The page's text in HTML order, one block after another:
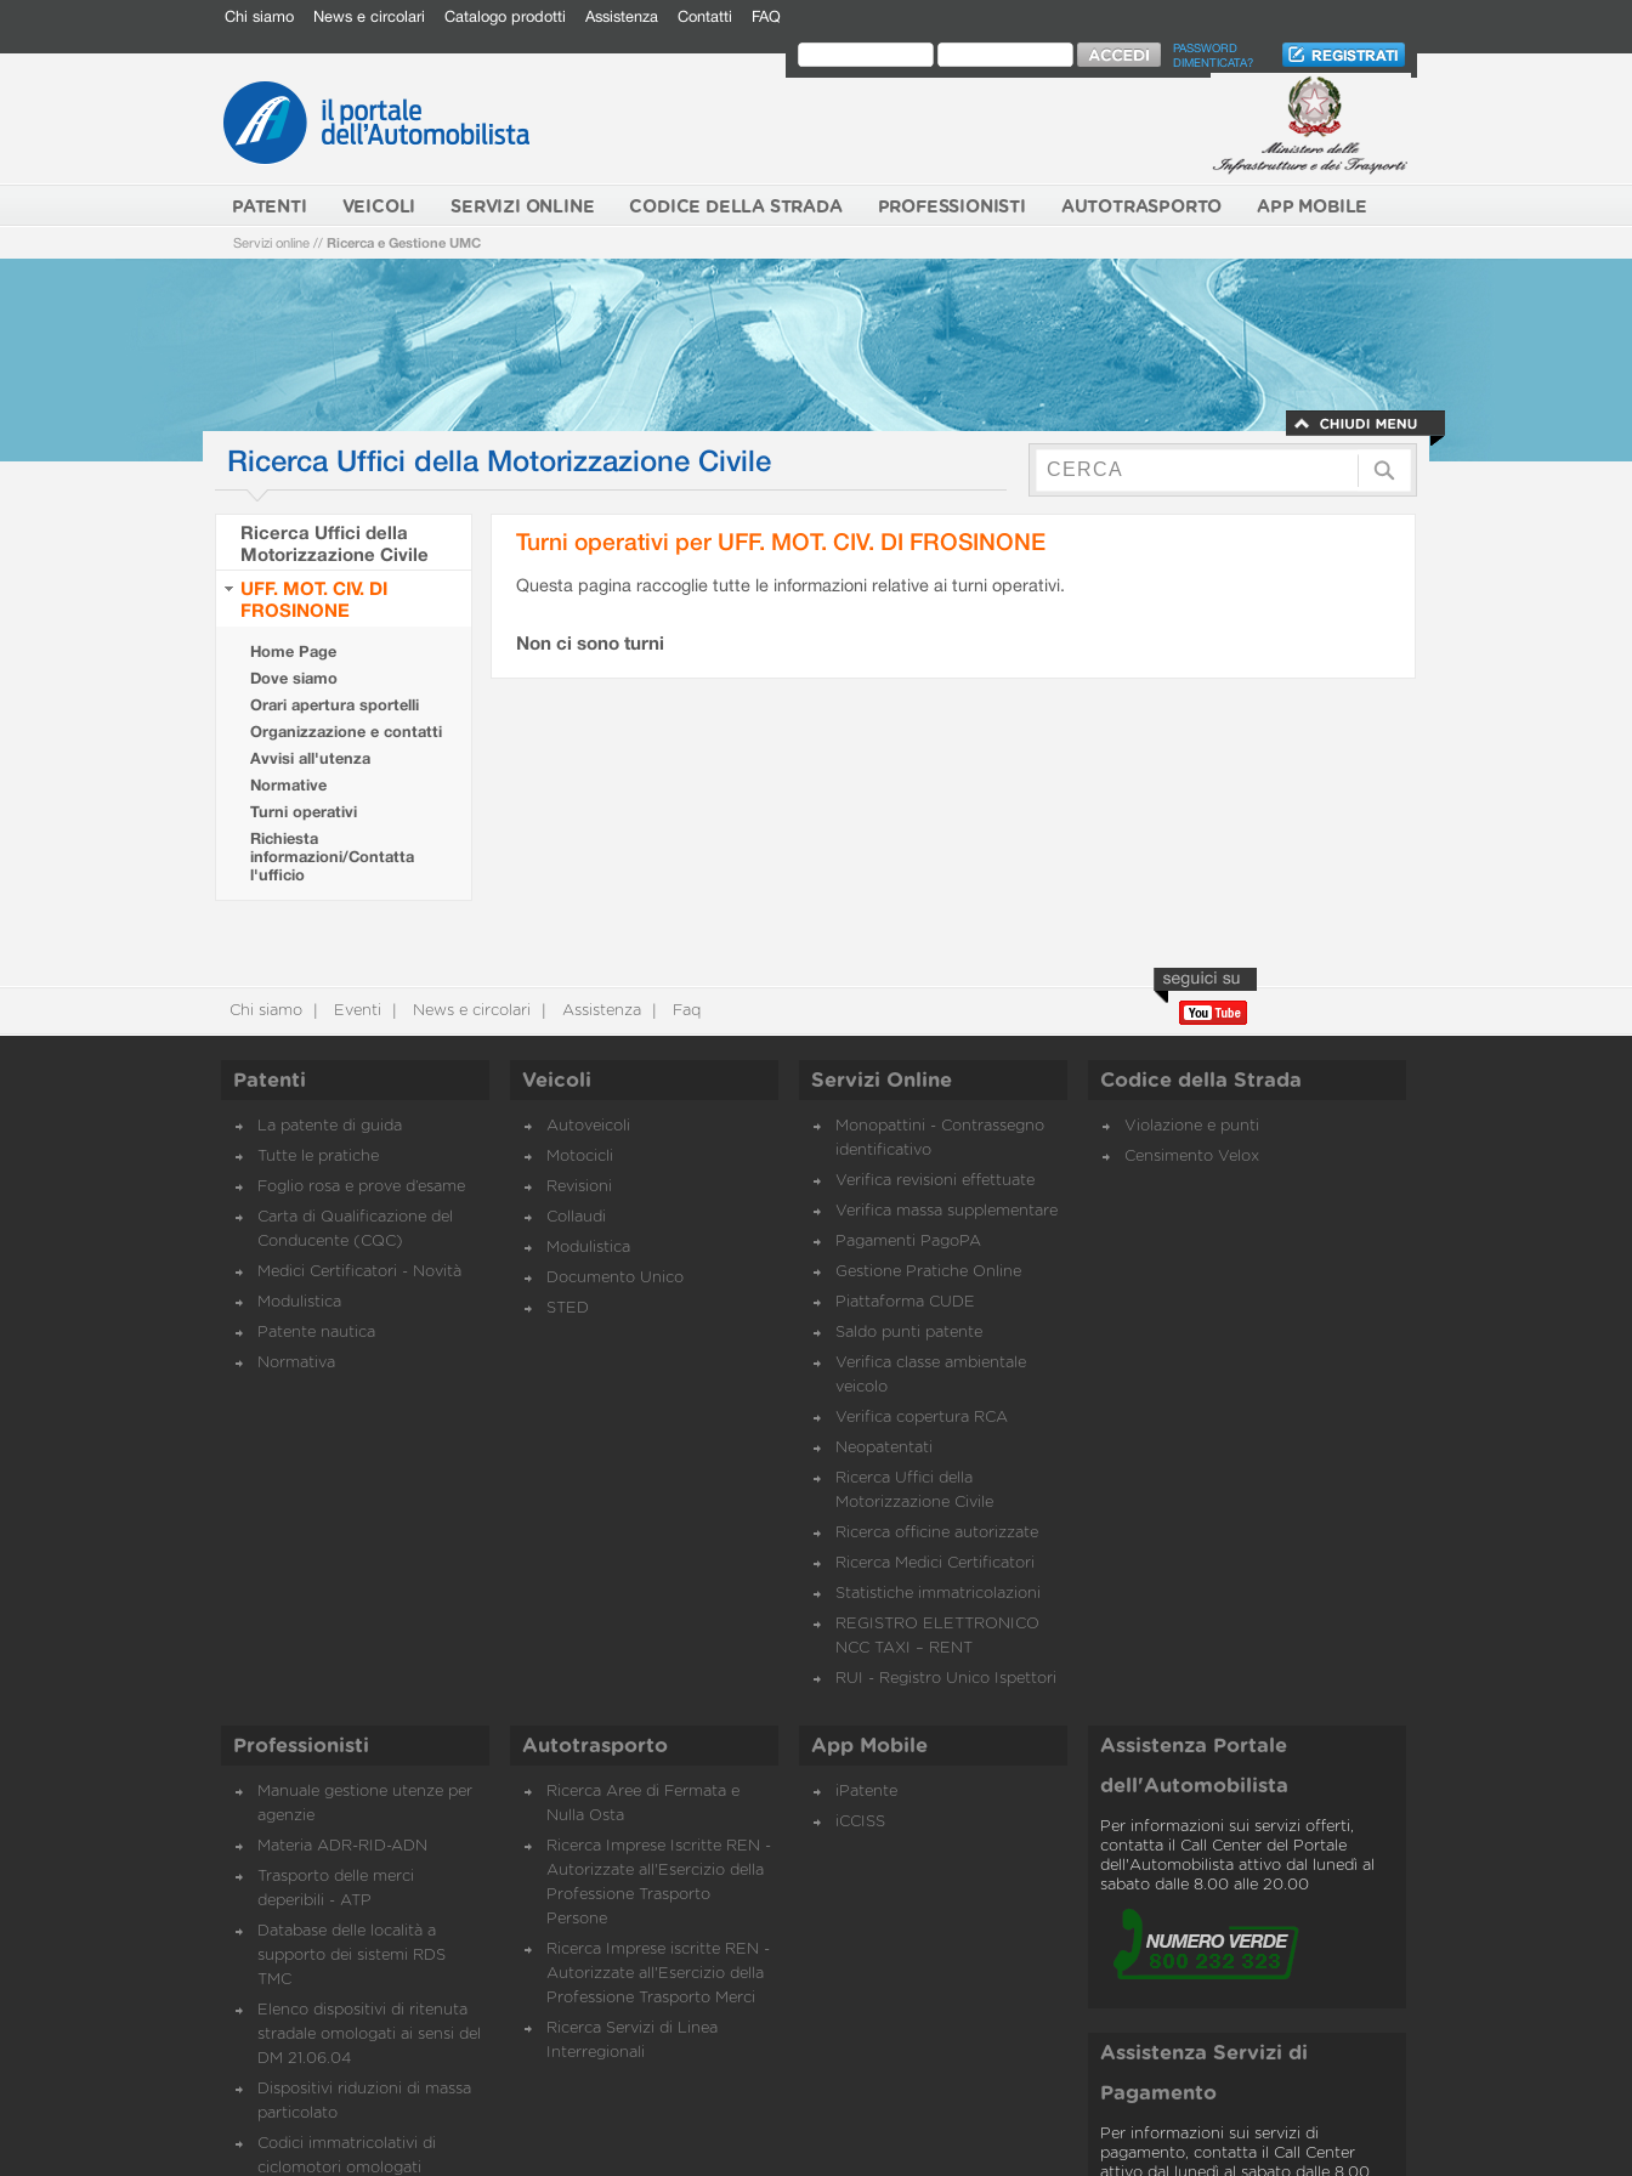
Chi siamo News e circolari Catalogo prodotti Assistenza Contatti FAQ
PASSWORD
DIMENTICATA?
PATENTI VEICOLI SERVIZI ONLINE CODICE DELLA STRADA PROFESSIONISTI AUTOTRASPORTO APP MOBILE
Servizi online // Ricerca e Gestione UMC
Ricerca Uffici della Motorizzazione Civile
Ricerca Uffici della
Motorizzazione Civile
UFF. MOT. CIV. DI
FROSINONE
Home Page
Dove siamo
Orari apertura sportelli
Organizzazione e contatti
Avvisi all'utenza
Normative
Turni operativi
Richiesta
informazioni/Contatta
l'ufficio
Turni operativi per UFF. MOT. CIV. DI FROSINONE
Questa pagina raccoglie tutte le informazioni relative ai turni operativi.
Non ci sono turni
Chi siamo Eventi News e circolari Assistenza Faq
Patenti
La patente di guida
Tutte le pratiche
Foglio rosa e prove d’esame
Carta di Qualificazione del
Conducente (CQC)
Medici Certificatori - Novità
Modulistica
Patente nautica
Normativa
Veicoli
Autoveicoli
Motocicli
Revisioni
Collaudi
Modulistica
Documento Unico
STED
Servizi Online
Monopattini - Contrassegno
identificativo
Verifica revisioni effettuate
Verifica massa supplementare
Pagamenti PagoPA
Gestione Pratiche Online
Piattaforma CUDE
Saldo punti patente
Verifica classe ambientale
veicolo
Verifica copertura RCA
Neopatentati
Ricerca Uffici della
Motorizzazione Civile
Ricerca officine autorizzate
Ricerca Medici Certificatori
Statistiche immatricolazioni
REGISTRO ELETTRONICO
NCC TAXI – RENT
RUI - Registro Unico Ispettori
Codice della Strada
Violazione e punti
Censimento Velox
Professionisti
Manuale gestione utenze per
agenzie
Materia ADR-RID-ADN
Trasporto delle merci
deperibili - ATP
Database delle località a
supporto dei sistemi RDS
TMC
Elenco dispositivi di ritenuta
stradale omologati ai sensi del
DM 21.06.04
Dispositivi riduzioni di massa
particolato
Codici immatricolativi di
ciclomotori omologati
Autotrasporto
Ricerca Aree di Fermata e
Nulla Osta
Ricerca Imprese Iscritte REN -
Autorizzate all'Esercizio della
Professione Trasporto
Persone
Ricerca Imprese iscritte REN -
Autorizzate all'Esercizio della
Professione Trasporto Merci
Ricerca Servizi di Linea
Interregionali
App Mobile
iPatente
iCCISS
Assistenza Portale
dell'Automobilista
Per informazioni sui servizi offerti,
contatta il Call Center del Portale
dell'Automobilista attivo dal lunedì al
sabato dalle 8.00 alle 20.00
Assistenza Servizi di
Pagamento
Per informazioni sui servizi di
pagamento, contatta il Call Center